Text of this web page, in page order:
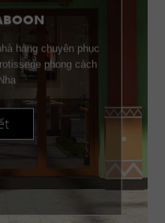
hàng chuyên phục
phong cách